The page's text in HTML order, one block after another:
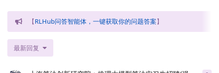
【RLHub问答智能体，一键获取你的问题答案】
最新回复